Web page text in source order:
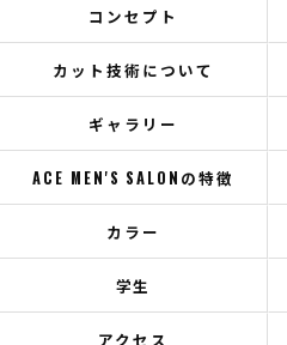
コンセプト
カット技術について
ギャラリー
ACE MEN'S SALONの特徴
カラー
学生
アクセス